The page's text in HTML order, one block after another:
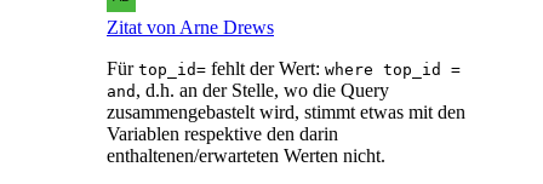
Zitat von Arne Drews
Für top_id= fehlt der Wert: where top_id =
and , d.h. an der Stelle, wo die Query
zusammengebastelt wird, stimmt etwas mit den
Variablen respektive den darin
enthaltenen/erwarteten Werten nicht.